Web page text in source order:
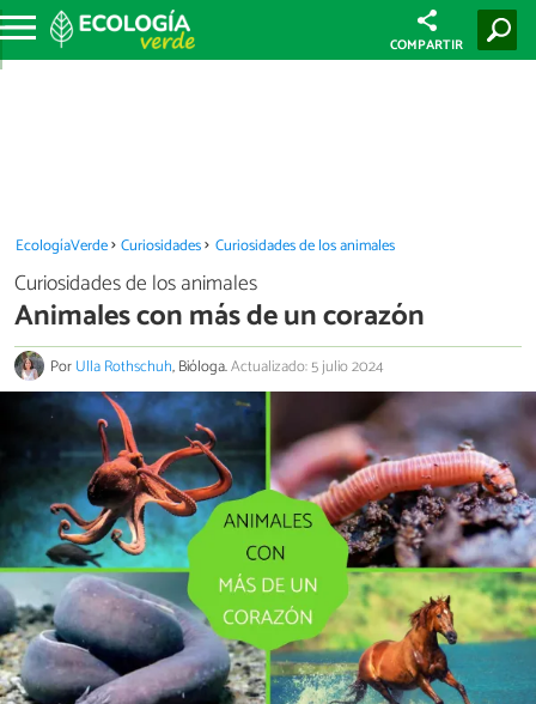
COMPARTIR
EcologíaVerde Curiosidades Curiosidades de los animales
Curiosidades de los animales
Animales con más de un corazón
PorUlla Rothschuh, Bióloga.Actualizado: 5 julio 2024